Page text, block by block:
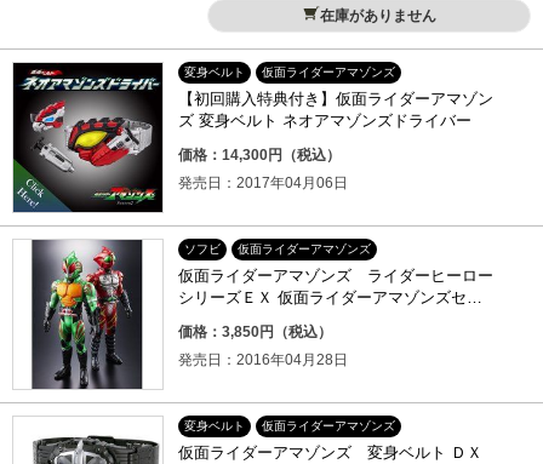
在庫がありません
変身ベルト 仮面ライダーアマゾンズ
【初回購入特典付き】仮面ライダーアマゾン
ズ 変身ベルト ネオアマゾンズドライバー
価格：14,300円（税込）
発売日：2017年04月06日
ソフビ 仮面ライダーアマゾンズ
仮面ライダーアマゾンズ ライダーヒーロー
シリーズＥＸ 仮面ライダーアマゾンズセッ
価格：3,850円（税込）
発売日：2016年04月28日
変身ベルト 仮面ライダーアマゾンズ
仮面ライダーアマゾンズ 変身ベルト ＤＸ